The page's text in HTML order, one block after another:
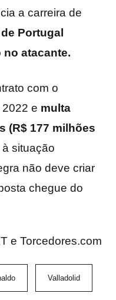
a carreira de
Portugal
no atacante.
com o
e multa
(R$ 177 milhões
situação
não deve criar
chegue do
e Torcedores.com
Valladolid